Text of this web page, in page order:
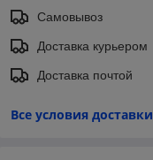
Самовывоз
Доставка курьером
Доставка почтой
Все условия доставки